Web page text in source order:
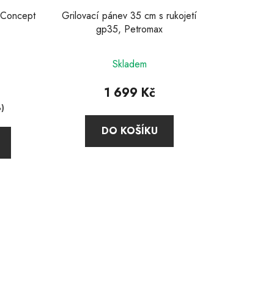
ů
Grilovací pánev 35 cm s rukojetí
gp35, Petromax
Skladem
1 699 Kč
DO KOŠÍKU